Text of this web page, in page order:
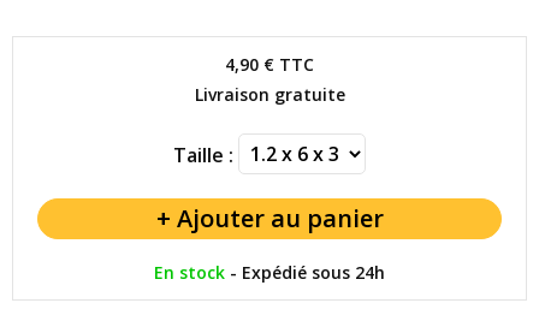
4,90 € TTC
Livraison gratuite
Taille :
En stock - Expédié sous 24h